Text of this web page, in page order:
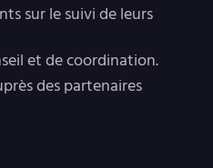
sur le suivi de leurs
et de coordination.
des partenaires